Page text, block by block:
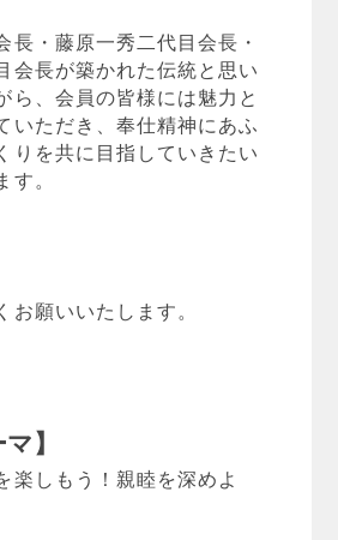
長・藤原一秀二代目会長・
会長が築かれた伝統と思い
ら、会員の皆様には魅力と
いただき、奉仕精神にあふ
りを共に目指していきたい
。
お願いいたします。
】
楽しもう！親睦を深めよ